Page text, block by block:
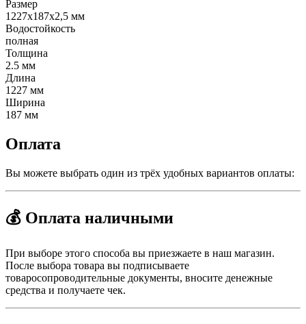
Размер
1227х187х2,5 мм
Водостойкость
полная
Толщина
2.5 мм
Длина
1227 мм
Ширина
187 мм
Оплата
Вы можете выбрать один из трёх удобных вариантов оплаты:
💰 Оплата наличными
При выборе этого способа вы приезжаете в наш магазин.
После выбора товара вы подписываете
товаросопроводительные документы, вносите денежные
средства и получаете чек.